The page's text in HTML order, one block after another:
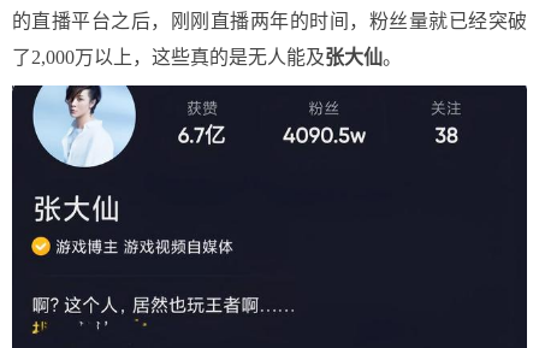
的直播平台之后，刚刚直播两年的时间，粉丝量就已经突破
了2,000万以上，这些真的是无人能及张大仙。